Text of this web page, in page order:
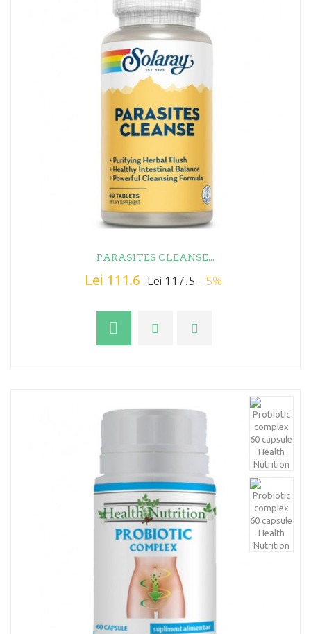
PARASITES CLEANSE...
Lei 111.6 Lei 117.5 -5%